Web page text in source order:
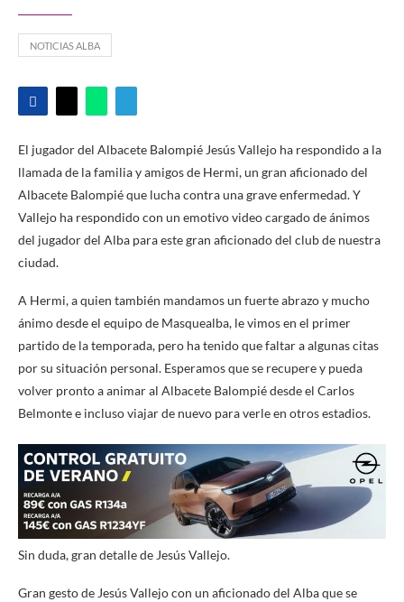
NOTICIAS ALBA
El jugador del Albacete Balompié Jesús Vallejo ha respondido a la
llamada de la familia y amigos de Hermi, un gran aficionado del
Albacete Balompié que lucha contra una grave enfermedad. Y
Vallejo ha respondido con un emotivo video cargado de ánimos
del jugador del Alba para este gran aficionado del club de nuestra
ciudad.
A Hermi, a quien también mandamos un fuerte abrazo y mucho
ánimo desde el equipo de Masquealba, le vimos en el primer
partido de la temporada, pero ha tenido que faltar a algunas citas
por su situación personal. Esperamos que se recupere y pueda
volver pronto a animar al Albacete Balompié desde el Carlos
Belmonte e incluso viajar de nuevo para verle en otros estadios.
Sin duda, gran detalle de Jesús Vallejo.
Gran gesto de Jesús Vallejo con un aficionado del Alba que se